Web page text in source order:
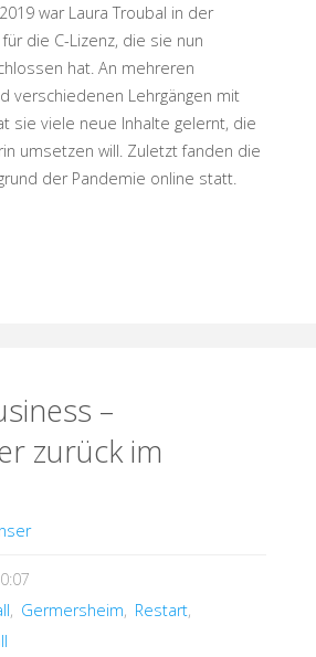
war Laura Troubal in der
die C-Lizenz, die sie nun
hat. An mehreren
verschiedenen Lehrgängen mit
sie viele neue Inhalte gelernt, die
umsetzen will. Zuletzt fanden die
der Pandemie online statt.
–
zurück im
, Germersheim, Restart,